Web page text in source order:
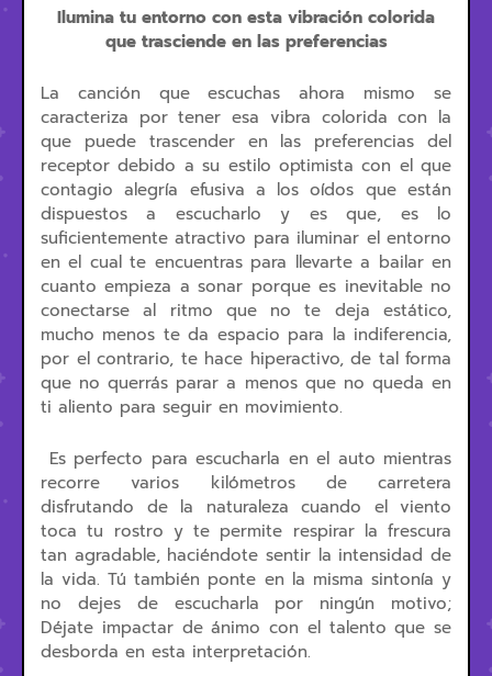
Ilumina tu entorno con esta vibración colorida
que trasciende en las preferencias
La canción que escuchas ahora mismo se
caracteriza por tener esa vibra colorida con la
que puede trascender en las preferencias del
receptor debido a su estilo optimista con el que
contagio alegría efusiva a los oídos que están
dispuestos a escucharlo y es que, es lo
suficientemente atractivo para iluminar el entorno
en el cual te encuentras para llevarte a bailar en
cuanto empieza a sonar porque es inevitable no
conectarse al ritmo que no te deja estático,
mucho menos te da espacio para la indiferencia,
por el contrario, te hace hiperactivo, de tal forma
que no querrás parar a menos que no queda en
ti aliento para seguir en movimiento.
Es perfecto para escucharla en el auto mientras
recorre varios kilómetros de carretera
disfrutando de la naturaleza cuando el viento
toca tu rostro y te permite respirar la frescura
tan agradable, haciéndote sentir la intensidad de
la vida. Tú también ponte en la misma sintonía y
no dejes de escucharla por ningún motivo;
Déjate impactar de ánimo con el talento que se
desborda en esta interpretación.